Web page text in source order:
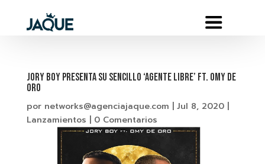
JORY BOY PRESENTA SU SENCILLO ‘AGENTE LIBRE’ FT. OMY DE
ORO
por networks@agenciajaque.com Jul 8, 2020|
Lanzamientos
0 Comentarios